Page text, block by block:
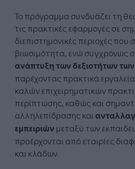
Το πρόγραμμα συνδυάζει τη
τις πρακτικές εφαρμογές σε
διεπιστημονικές περιοχές που
βιωσιμότητα, ενώ συγχρόνως
ανάπτυξη των δεξιοτήτων
παρέχοντας πρακτικά
καλών επιχειρηματικών
περίπτωσης, καθώς και
αλληλεπίδρασης και
εμπειριών μεταξύ των
προέρχονται από εταιρίες
και κλάδων.